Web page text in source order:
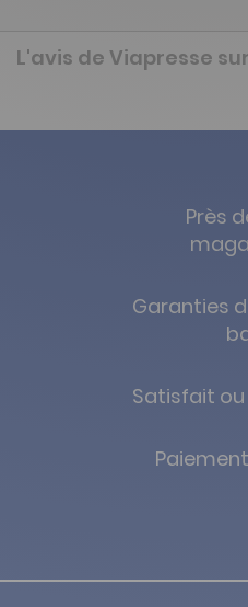
L'avis de Viapresse
Près
Garanties
Satisfait